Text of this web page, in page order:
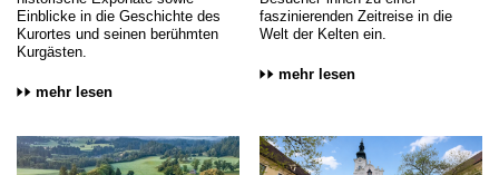
Einblicke in die Geschichte des
Kurortes und seinen berühmten
Kurgästen.
mehr lesen
faszinierenden Zeitreise in die
Welt der Kelten ein.
mehr lesen